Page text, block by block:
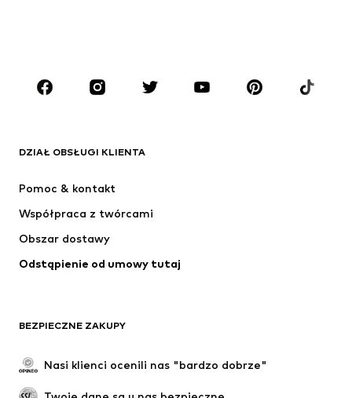
Akcesoria
Premium
Nowości
Kurtki
Bielizna
Płaszcze
Spódnice
Specjalne okazje
DZIAŁ OBSŁUGI KLIENTA
Pomoc & kontakt
Współpraca z twórcami
Obszar dostawy
Odstąpienie od umowy tutaj
BEZPIECZNE ZAKUPY
Nasi klienci ocenili nas "bardzo dobrze"